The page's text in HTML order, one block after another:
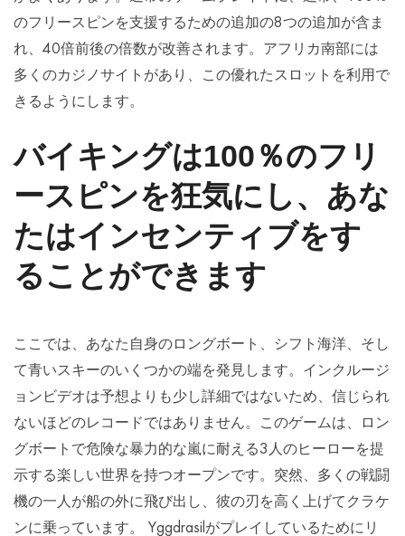
のフリースピンを支援するための追加の8つの追加が含ま
れ、40倍前後の倍数が改善されます。アフリカ南部には
多くのカジノサイトがあり、この優れたスロットを利用で
きるようにします。
バイキングは100％のフリ
ースピンを狂気にし、あな
たはインセンティブをす
ることができます
ここでは、あなた自身のロングボート、シフト海洋、そし
て青いスキーのいくつかの端を発見します。インクルージ
ョンビデオは予想よりも少し詳細ではないため、信じられ
ないほどのレコードではありません。このゲームは、ロン
グボートで危険な暴力的な嵐に耐える3人のヒーローを提
示する楽しい世界を持つオープンです。突然、多くの戦闘
機の一人が船の外に飛び出し、彼の刃を高く上げてクラケ
ンに乗っています。 Yggdrasilがプレイしているためにリ